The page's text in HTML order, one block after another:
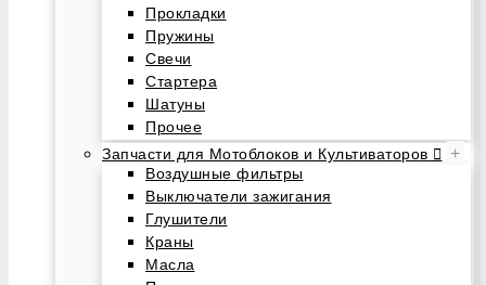
Прокладки
Пружины
Свечи
Стартера
Шатуны
Прочее
Запчасти для Мотоблоков и Культиваторов
+
Воздушные фильтры
Выключатели зажигания
Глушители
Краны
Масла